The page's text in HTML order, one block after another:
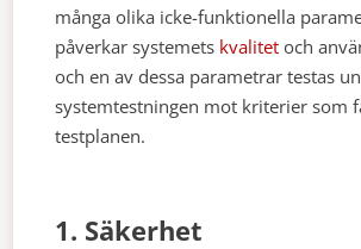
många olika icke-funktionella
påverkar systemets kvalitet och
och en av dessa parametrar testas
systemtestningen mot kriterier som
testplanen.
1. Säkerhet